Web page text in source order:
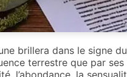
brillera dans le signe
terrestre que par
l’abondance, la